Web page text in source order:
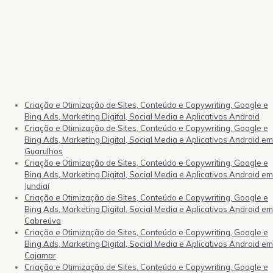
Criação e Otimização de Sites, Conteúdo e Copywriting, Google e
Bing Ads, Marketing Digital, Social Media e Aplicativos Android
Criação e Otimização de Sites, Conteúdo e Copywriting, Google e
Bing Ads, Marketing Digital, Social Media e Aplicativos Android em
Guarulhos
Criação e Otimização de Sites, Conteúdo e Copywriting, Google e
Bing Ads, Marketing Digital, Social Media e Aplicativos Android em
Jundiaí
Criação e Otimização de Sites, Conteúdo e Copywriting, Google e
Bing Ads, Marketing Digital, Social Media e Aplicativos Android em
Cabreúva
Criação e Otimização de Sites, Conteúdo e Copywriting, Google e
Bing Ads, Marketing Digital, Social Media e Aplicativos Android em
Cajamar
Criação e Otimização de Sites, Conteúdo e Copywriting, Google e